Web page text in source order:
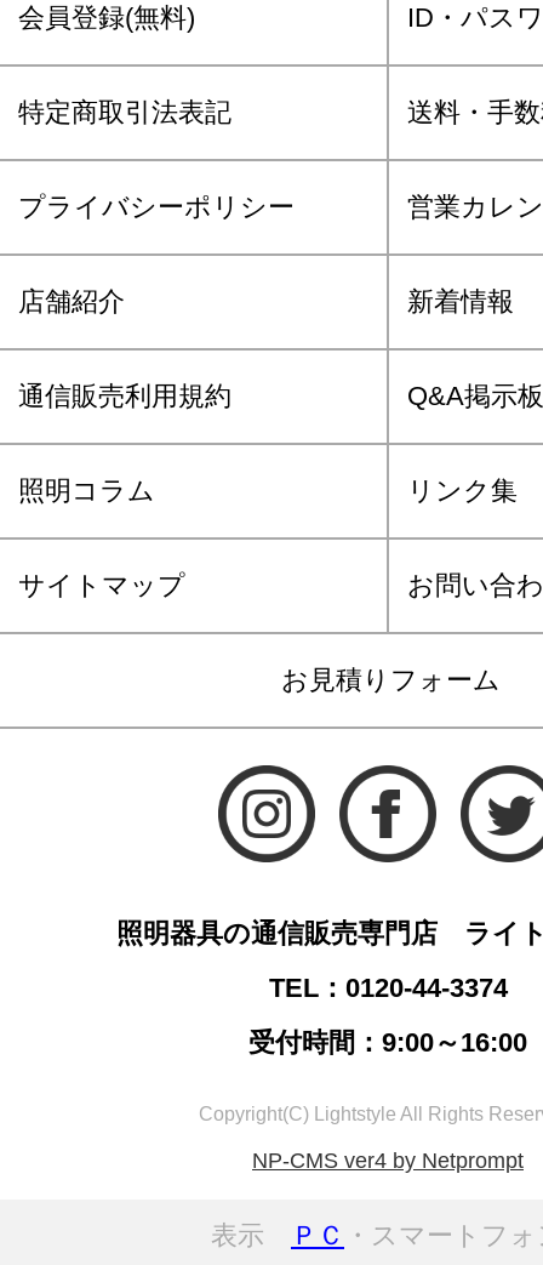
会員登録(無料) ID・パス
特定商取引法表記 送料・手
プライバシーポリシー 営業カレ
店舗紹介 新着情報
通信販売利用規約 Q&A掲示板
照明コラム リンク集
サイトマップ お問い合
お見積りフォーム
照明器具の通信販売専門店 ライ
TEL：0120-44-3374
受付時間：9:00～16:00
Copyright(C) Lightstyle All Rights
NP-CMS ver4 by Netprompt
表示 ＰＣ ・スマートフ